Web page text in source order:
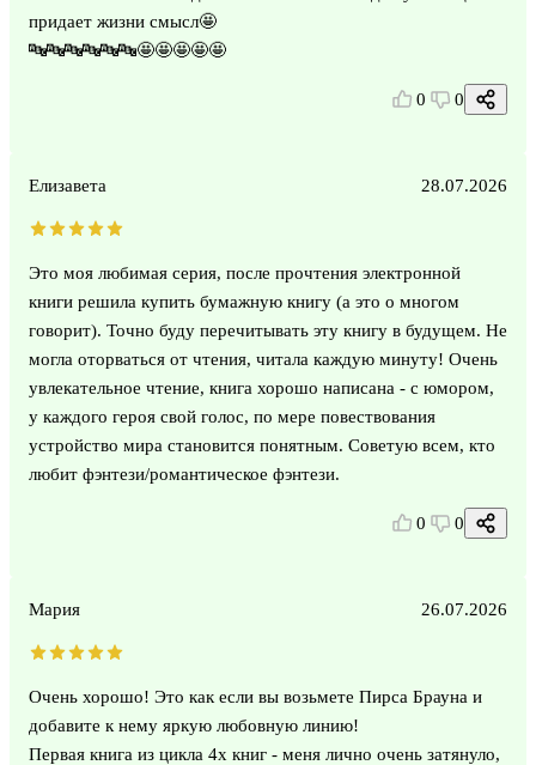
придает жизни смысл🤩
🔤🔤🔤🔤🔤🔤🤩🤩🤩🤩🤩
0 0
Елизавета 28.07.2026
Это моя любимая серия, после прочтения электронной
книги решила купить бумажную книгу (а это о многом
говорит). Точно буду перечитывать эту книгу в будущем. Не
могла оторваться от чтения, читала каждую минуту! Очень
увлекательное чтение, книга хорошо написана - с юмором,
у каждого героя свой голос, по мере повествования
устройство мира становится понятным. Советую всем, кто
любит фэнтези/романтическое фэнтези.
0 0
Мария 26.07.2026
Очень хорошо! Это как если вы возьмете Пирса Брауна и
добавите к нему яркую любовную линию!
Первая книга из цикла 4х книг - меня лично очень затянуло,